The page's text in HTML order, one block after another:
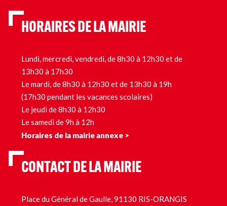
HORAIRES DE LA MAIRIE
Lundi, mercredi, vendredi, de 8h30 à 12h30 et de
13h30 à 17h30
Le mardi, de 8h30 à 12h30 et de 13h30 à 19h
(17h30 pendant les vacances scolaires)
Le jeudi de 8h30 à 12h30
Le samedi de 9h à 12h
Horaires de la mairie annexe >
CONTACT DE LA MAIRIE
Place du Général de Gaulle, 91130 RIS-ORANGIS